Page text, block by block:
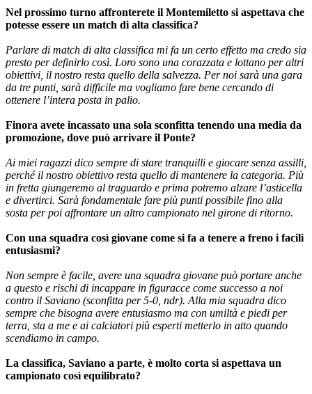
Nel prossimo turno affronterete il Montemiletto si aspettava che
potesse essere un match di alta classifica?
Parlare di match di alta classifica mi fa un certo effetto ma credo sia
presto per definirlo così. Loro sono una corazzata e lottano per altri
obiettivi, il nostro resta quello della salvezza. Per noi sarà una gara
da tre punti, sarà difficile ma vogliamo fare bene cercando di
ottenere l’intera posta in palio.
Finora avete incassato una sola sconfitta tenendo una media da
promozione, dove può arrivare il Ponte?
Ai miei ragazzi dico sempre di stare tranquilli e giocare senza assilli,
perché il nostro obiettivo resta quello di mantenere la categoria. Più
in fretta giungeremo al traguardo e prima potremo alzare l’asticella
e divertirci. Sarà fondamentale fare più punti possibile fino alla
sosta per poi affrontare un altro campionato nel girone di ritorno.
Con una squadra così giovane come si fa a tenere a freno i facili
entusiasmi?
Non sempre è facile, avere una squadra giovane può portare anche
a questo e rischi di incappare in figuracce come successo a noi
contro il Saviano (sconfitta per 5-0, ndr). Alla mia squadra dico
sempre che bisogna avere entusiasmo ma con umiltà e piedi per
terra, sta a me e ai calciatori più esperti metterlo in atto quando
scendiamo in campo.
La classifica, Saviano a parte, è molto corta si aspettava un
campionato così equilibrato?